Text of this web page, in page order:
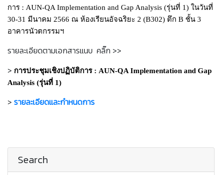
การ : AUN-QA Implementation and Gap Analysis (รุ่นที่ 1) ในวันที่
30-31 มีนาคม 2566 ณ ห้องเรียนอัจฉริยะ 2 (B302) ตึก B ชั้น 3
อาคารนัวตกรรมฯ
รายละเอียดตามเอกสารแนบ คลิ๊ก >>
> การประชุมเชิงปฏิบัติการ : AUN-QA Implementation and Gap
Analysis (รุ่นที่ 1)
> รายละเอียดและกำหนดการ
Search